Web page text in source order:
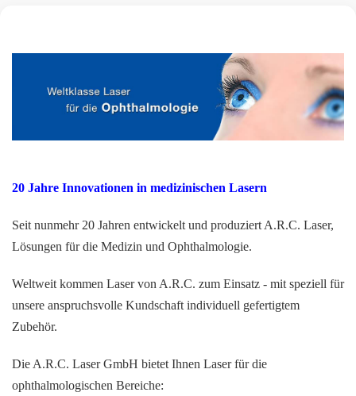
20 Jahre Innovationen in medizinischen Lasern
Seit nunmehr 20 Jahren entwickelt und produziert A.R.C. Laser,
Lösungen für die Medizin und Ophthalmologie.
Weltweit kommen Laser von A.R.C. zum Einsatz - mit speziell für
unsere anspruchsvolle Kundschaft individuell gefertigtem
Zubehör.
Die A.R.C. Laser GmbH bietet Ihnen Laser für die
ophthalmologischen Bereiche: